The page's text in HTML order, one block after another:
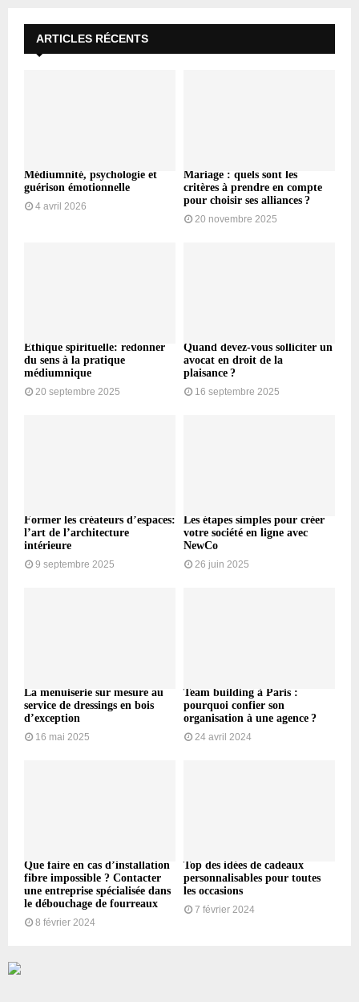
ARTICLES RÉCENTS
Médiumnité, psychologie et
guérison émotionnelle
4 avril 2026
Mariage : quels sont les
critères à prendre en compte
pour choisir ses alliances ?
20 novembre 2025
Éthique spirituelle: redonner
du sens à la pratique
médiumnique
20 septembre 2025
Quand devez-vous solliciter un
avocat en droit de la
plaisance ?
16 septembre 2025
Former les créateurs d’espaces:
l’art de l’architecture
intérieure
9 septembre 2025
Les étapes simples pour créer
votre société en ligne avec
NewCo
26 juin 2025
La menuiserie sur mesure au
service de dressings en bois
d’exception
16 mai 2025
Team building à Paris :
pourquoi confier son
organisation à une agence ?
24 avril 2024
Que faire en cas d’installation
fibre impossible ? Contacter
une entreprise spécialisée dans
le débouchage de fourreaux
8 février 2024
Top des idées de cadeaux
personnalisables pour toutes
les occasions
7 février 2024